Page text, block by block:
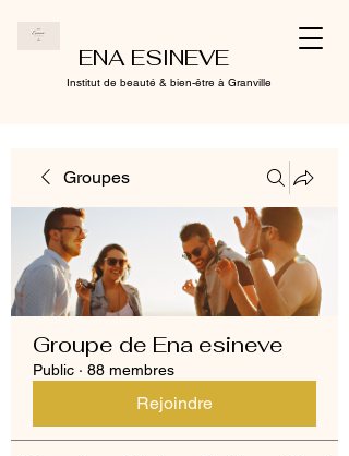
ENA ESINEVE
Institut de beauté & bien-être à Granville
Groupes
Groupe de Ena esineve
Public · 88 membres
Rejoindre